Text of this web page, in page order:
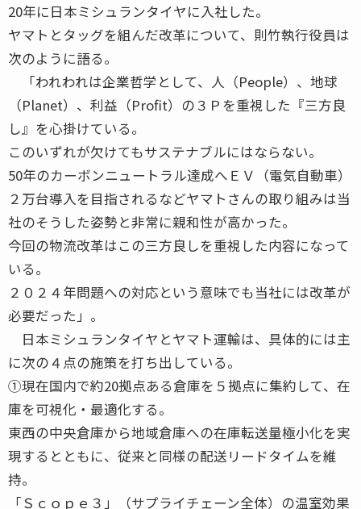
20年に日本ミシュランタイヤに入社した。
ヤマトとタッグを組んだ改革について、則竹執行役員は
次のように語る。
「われわれは企業哲学として、人（People）、地球
（Planet）、利益（Profit）の３Ｐを重視した『三方良
し』を心掛けている。
このいずれが欠けてもサステナブルにはならない。
50年のカーボンニュートラル達成へＥＶ（電気自動車）
２万台導入を目指されるなどヤマトさんの取り組みは当
社のそうした姿勢と非常に親和性が高かった。
今回の物流改革はこの三方良しを重視した内容になって
いる。
２０２４年問題への対応という意味でも当社には改革が
必要だった」。
日本ミシュランタイヤとヤマト運輸は、具体的には主
に次の４点の施策を打ち出している。
①現在国内で約20拠点ある倉庫を５拠点に集約して、在
庫を可視化・最適化する。
東西の中央倉庫から地域倉庫への在庫転送量極小化を実
現するとともに、従来と同様の配送リードタイムを維
持。
「Ｓｃｏｐｅ３」（サプライチェーン全体）の温室効果